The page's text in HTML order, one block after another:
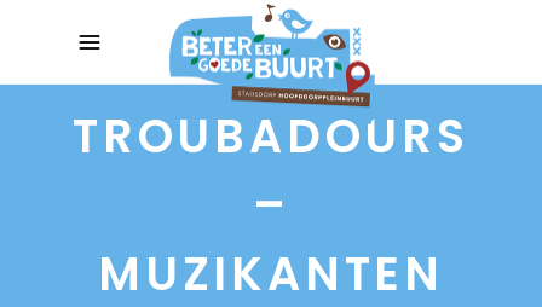
TROUBADOURS
–
MUZIKANTEN